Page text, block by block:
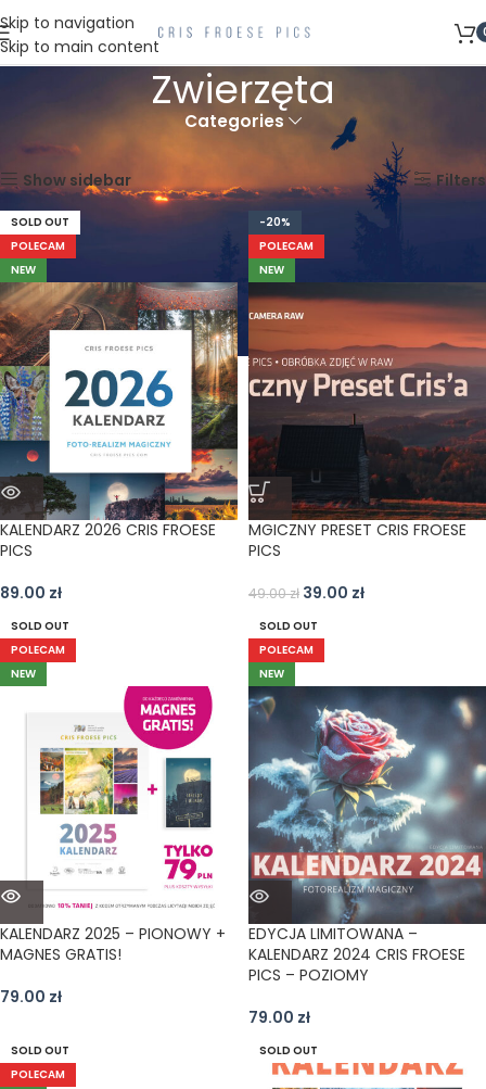
Skip to navigation
Skip to main content
Zwierzęta
Categories
Strona główna Wyświetlanie wszystkich wyników: 33
Show sidebar Filters
SOLD OUT
POLECAM
NEW
KALENDARZ 2026 CRIS FROESE
PICS
89.00 zł
-20%
POLECAM
NEW
MGICZNY PRESET CRIS FROESE
PICS
49.00zł 39.00 zł
SOLD OUT
POLECAM
NEW
KALENDARZ 2025 – PIONOWY +
MAGNES GRATIS!
79.00 zł
SOLD OUT
POLECAM
NEW
EDYCJA LIMITOWANA –
KALENDARZ 2024 CRIS FROESE
PICS – POZIOMY
79.00 zł
SOLD OUT
POLECAM
SOLD OUT